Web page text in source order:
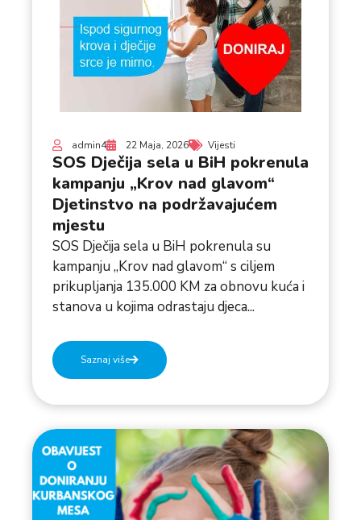
admin4 22 Maja, 2026 Vijesti
SOS Dječija sela u BiH pokrenula
kampanju „Krov nad glavom“
Djetinstvo na podržavajućem
mjestu
SOS Dječija sela u BiH pokrenula su
kampanju „Krov nad glavom“ s ciljem
prikupljanja 135.000 KM za obnovu kuća i
stanova u kojima odrastaju djeca...
Saznaj više